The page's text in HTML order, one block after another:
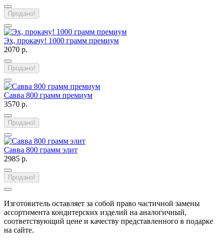
Продано!
Эх, прокачу! 1000 грамм премиум
2070 р.
Продано!
Савва 800 грамм премиум
3570 р.
Продано!
Савва 800 грамм элит
2985 р.
Продано!
Изготовитель оставляет за собой право частичной замены
ассортимента кондитерских изделий на аналогичный,
соответствующий цене и качеству представленного в подарке
на сайте.